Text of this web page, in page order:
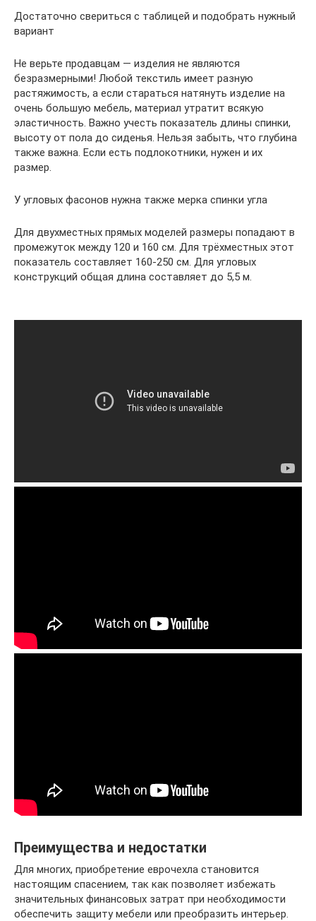
Достаточно свериться с таблицей и подобрать нужный
вариант
Не верьте продавцам — изделия не являются
безразмерными! Любой текстиль имеет разную
растяжимость, а если стараться натянуть изделие на
очень большую мебель, материал утратит всякую
эластичность. Важно учесть показатель длины спинки,
высоту от пола до сиденья. Нельзя забыть, что глубина
также важна. Если есть подлокотники, нужен и их
размер.
У угловых фасонов нужна также мерка спинки угла
Для двухместных прямых моделей размеры попадают в
промежуток между 120 и 160 см. Для трёхместных этот
показатель составляет 160-250 см. Для угловых
конструкций общая длина составляет до 5,5 м.
Преимущества и недостатки
Для многих, приобретение еврочехла становится
настоящим спасением, так как позволяет избежать
значительных финансовых затрат при необходимости
обеспечить защиту мебели или преобразить интерьер.